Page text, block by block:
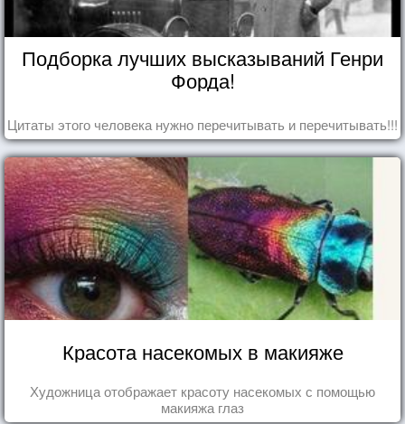
Подборка лучших высказываний Генри
Форда!
Цитаты этого человека нужно перечитывать и перечитывать!!!
Красота насекомых в макияже
Художница отображает красоту насекомых с помощью
макияжа глаз